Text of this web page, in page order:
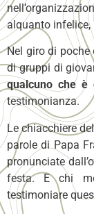
alquanto infelice,
Nel giro di poche
di gruppi di
qualcuno che
testimonianza.
Le chiacchiere
parole di Papa
pronunciate
festa. E chi
testimoniare